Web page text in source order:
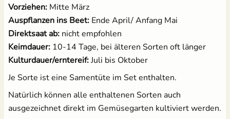
Vorziehen: Mitte März
Auspflanzen ins Beet: Ende April/ Anfang Mai
Direktsaat ab: nicht empfohlen
Keimdauer: 10-14 Tage, bei älteren Sorten oft länger
Kulturdauer/erntereif:Juli bis Oktober
Je Sorte ist eine Samentüte im Set enthalten.
Natürlich können alle enthaltenen Sorten auch
ausgezeichnet direkt im Gemüsegarten kultiviert werden.